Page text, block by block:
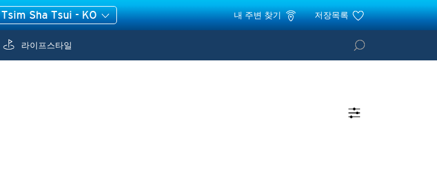
Tsim Sha Tsui - KO 내 주변 찾기 저장목록
라이프스타일